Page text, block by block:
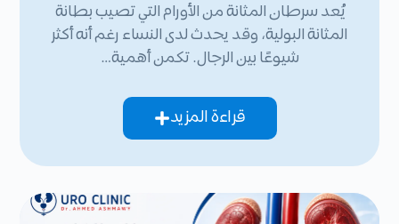
يُعد سرطان المثانة من الأورام التي تصيب بطانة
المثانة البولية، وقد يحدث لدى النساء رغم أنه أكثر
شيوعًا بين الرجال. تكمن أهمية…
قراءة المزيد